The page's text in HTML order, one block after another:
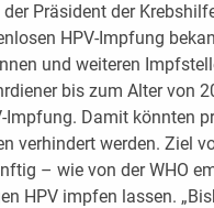
Präsident der
HPV-Impfung
und weiteren
bis zum Alter von
Impfung. Damit könnten
verhindert werden. Ziel
– wie von der WHO
HPV impfen lassen.